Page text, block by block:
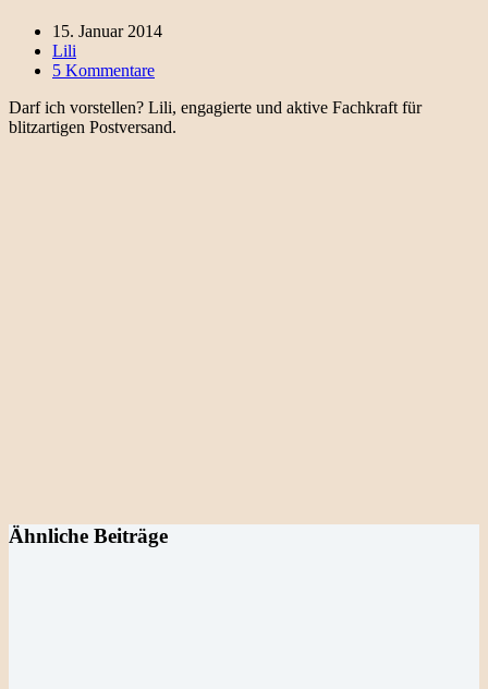
15. Januar 2014
Lili
5 Kommentare
Darf ich vorstellen? Lili, engagierte und aktive Fachkraft für
blitzartigen Postversand.
Ähnliche Beiträge